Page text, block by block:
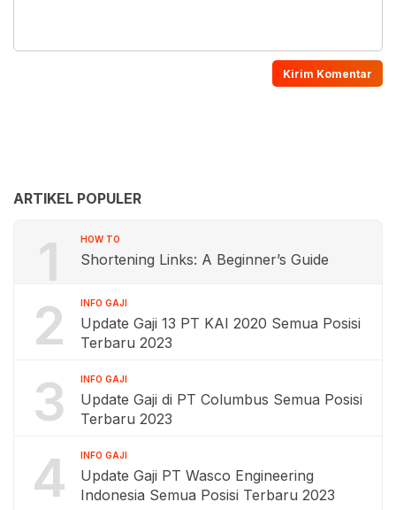
ARTIKEL POPULER
1 HOW TO
Shortening Links: A Beginner’s Guide
2 INFO GAJI
Update Gaji 13 PT KAI 2020 Semua Posisi
Terbaru 2023
3 INFO GAJI
Update Gaji di PT Columbus Semua Posisi
Terbaru 2023
4 INFO GAJI
Update Gaji PT Wasco Engineering
Indonesia Semua Posisi Terbaru 2023